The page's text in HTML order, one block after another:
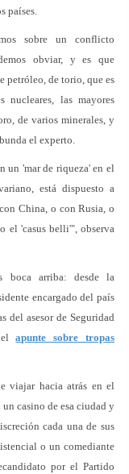
países.
sobre un conflicto
obviar, y es que
petróleo, de torio, que es
las mayores
de varios minerales, y
el experto.
un 'mar de riqueza' en el
está dispuesto a
China, o con Rusia, o
el 'casus belli'", observa
boca arriba: desde la
encargado del país
del asesor de Seguridad
apunte sobre tropas
viajar hacia atrás en el
casino de esa ciudad y
cada una de sus
o un comediante
por el Partido